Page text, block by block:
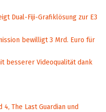
Dual-Fiji-Grafiklösung zur E3
bewilligt 3 Mrd. Euro für
besserer Videoqualität dank
4, The Last Guardian und